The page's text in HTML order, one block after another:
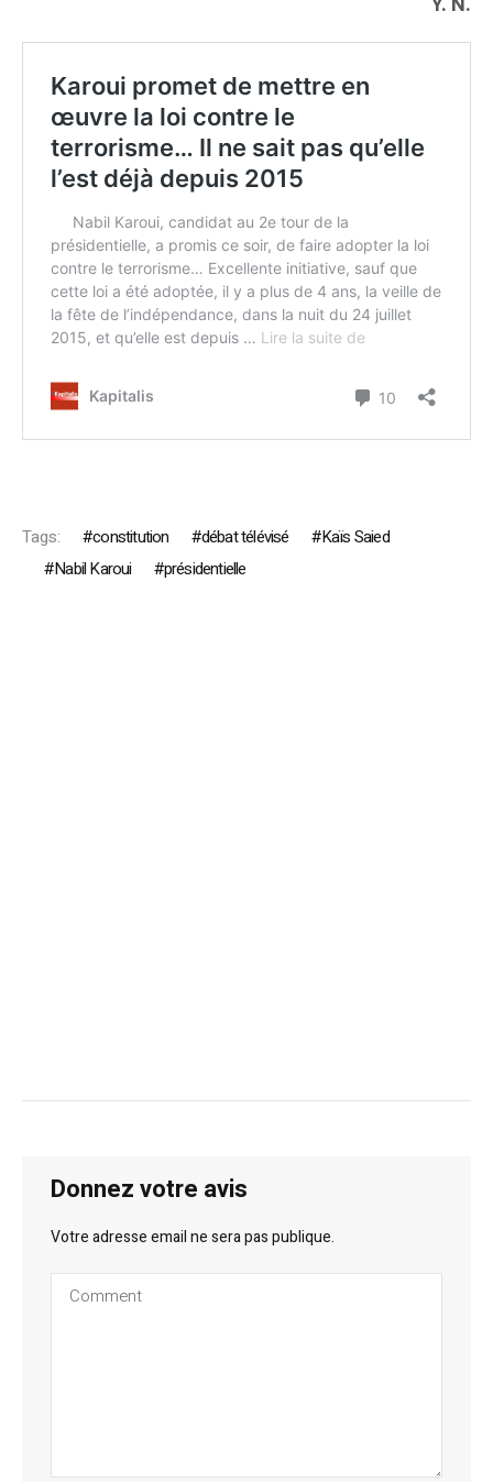
Tags: constitution débat télévisé
Kaïs Saied
Nabil Karoui
présidentielle
Donnez votre avis
Votre adresse email ne sera pas publique.